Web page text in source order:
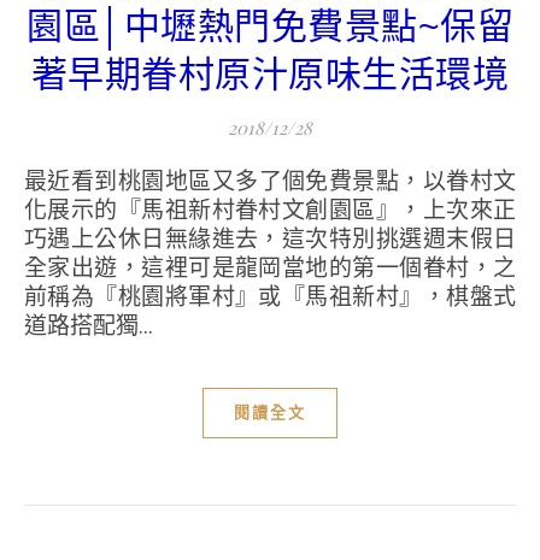
園區│中壢熱門免費景點~保留
著早期眷村原汁原味生活環境
2018/12/28
最近看到桃園地區又多了個免費景點，以眷村文
化展示的『馬祖新村眷村文創園區』，上次來正
巧遇上公休日無緣進去，這次特別挑選週末假日
全家出遊，這裡可是龍岡當地的第一個眷村，之
前稱為『桃園將軍村』或『馬祖新村』，棋盤式
道路搭配獨...
閱讀全文